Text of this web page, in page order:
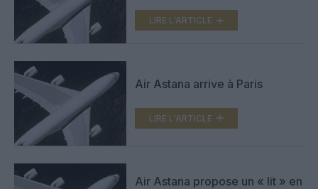
LIRE L'ARTICLE
Air Astana arrive à Paris
LIRE L'ARTICLE
Air Astana propose un « lit » en